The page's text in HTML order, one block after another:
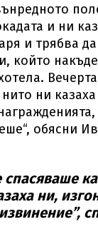
и ни
и трябва
който
ни
обясни
спасяваше
ни,